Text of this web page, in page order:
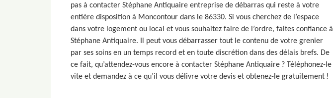
pas à contacter Stéphane Antiquaire entreprise de débarras qui reste à votre
entière disposition à Moncontour dans le 86330. Si vous cherchez de l’espace
dans votre logement ou local et vous souhaitez faire de l’ordre, faites confiance à
Stéphane Antiquaire. Il peut vous débarrasser tout le contenu de votre grenier
par ses soins en un temps record et en toute discrétion dans des délais brefs. De
ce fait, qu’attendez-vous encore à contacter Stéphane Antiquaire ? Téléphonez-le
vite et demandez à ce qu’il vous délivre votre devis et obtenez-le gratuitement !